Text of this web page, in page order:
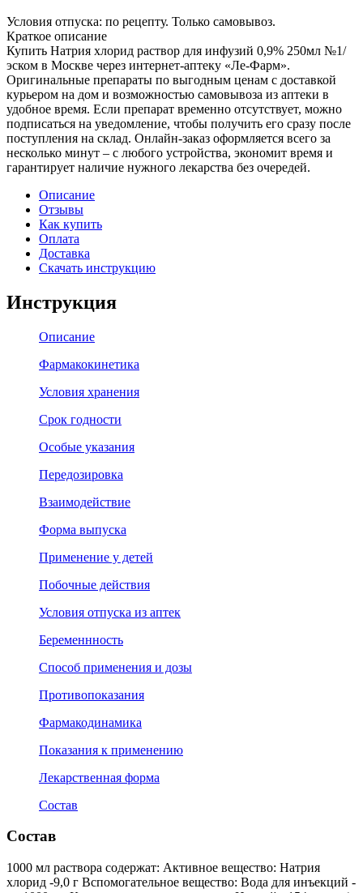
Условия отпуска: по рецепту. Только самовывоз.
Краткое описание
Купить Натрия хлорид раствор для инфузий 0,9% 250мл №1/
эском в Москве через интернет-аптеку «Ле-Фарм».
Оригинальные препараты по выгодным ценам с доставкой
курьером на дом и возможностью самовывоза из аптеки в
удобное время. Если препарат временно отсутствует, можно
подписаться на уведомление, чтобы получить его сразу после
поступления на склад. Онлайн-заказ оформляется всего за
несколько минут – с любого устройства, экономит время и
гарантирует наличие нужного лекарства без очередей.
Описание
Отзывы
Как купить
Оплата
Доставка
Скачать инструкцию
Инструкция
Описание
Фармакокинетика
Условия хранения
Срок годности
Особые указания
Передозировка
Взаимодействие
Форма выпуска
Применение у детей
Побочные действия
Условия отпуска из аптек
Беременнность
Способ применения и дозы
Противопоказания
Фармакодинамика
Показания к применению
Лекарственная форма
Состав
Состав
1000 мл раствора содержат: Активное вещество: Натрия
хлорид -9,0 г Вспомогательное вещество: Вода для инъекций -